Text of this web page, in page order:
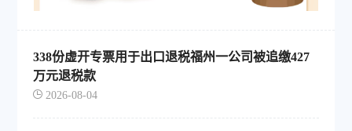
338份虚开专票用于出口退税福州一公司被追缴427
万元退税款
2026-08-04